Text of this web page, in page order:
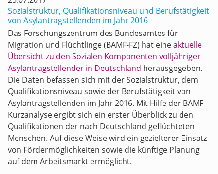
Sozialstruktur, Qualifikationsniveau und Berufstätigkeit
von Asylantragstellenden im Jahr 2016
Das Forschungszentrum des Bundesamtes für
Migration und Flüchtlinge (BAMF-FZ) hat eineaktuelle
Übersicht zu den Sozialen Komponenten volljähriger
Asylantragstellender in Deutschland herausgegeben.
Die Daten befassen sich mit der Sozialstruktur, dem
Qualifikationsniveau sowie der Berufstätigkeit von
Asylantragstellenden im Jahr 2016. Mit Hilfe der BAMF-
Kurzanalyse ergibt sich ein erster Überblick zu den
Qualifikationen der nach Deutschland geflüchteten
Menschen. Auf diese Weise wird ein gezielterer Einsatz
von Fördermöglichkeiten sowie die künftige Planung
auf dem Arbeitsmarkt ermöglicht.